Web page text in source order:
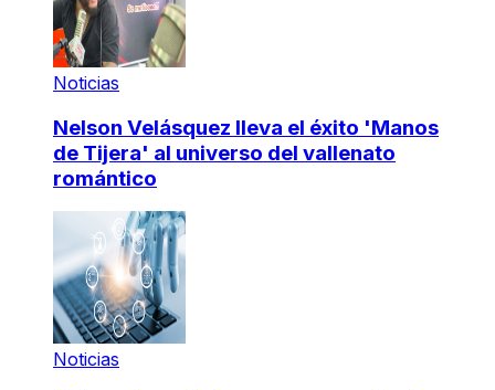
Noticias
Nelson Velásquez lleva el éxito 'Manos
de Tijera' al universo del vallenato
romántico
Noticias